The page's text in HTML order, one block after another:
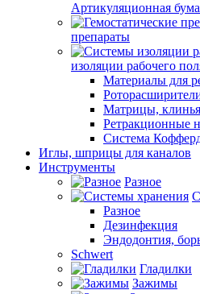
Артикуляционная
препараты
изоляции рабочего
Материалы для
Матрицы, клинья
Ретракционные
Система
Иглы, шприцы для каналов
Инструменты
Разное
Разное
Дезинфекция
Эндодонтия,
Schwert
Гладилки
Зажимы